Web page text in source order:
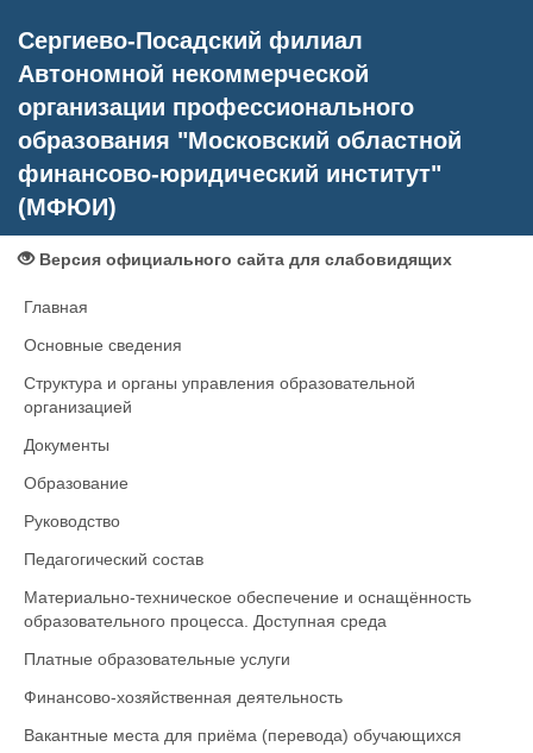
Сергиево-Посадский филиал
Автономной некоммерческой
организации профессионального
образования "Московский областной
финансово-юридический институт"
(МФЮИ)
Версия официального сайта для слабовидящих
Главная
Основные сведения
Структура и органы управления образовательной
организацией
Документы
Образование
Руководство
Педагогический состав
Материально-техническое обеспечение и оснащённость
образовательного процесса. Доступная среда
Платные образовательные услуги
Финансово-хозяйственная деятельность
Вакантные места для приёма (перевода) обучающихся